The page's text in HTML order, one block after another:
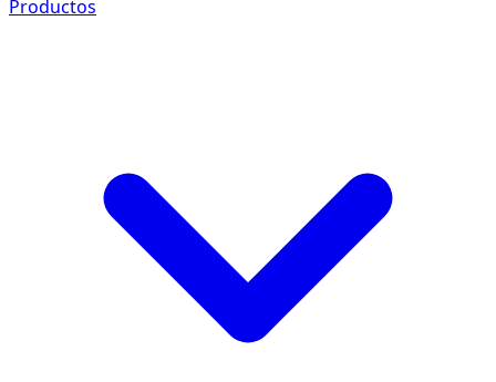
Productos